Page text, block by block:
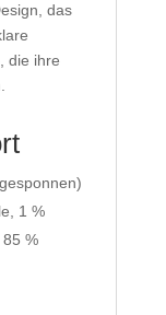
das
die ihre
1 %
%